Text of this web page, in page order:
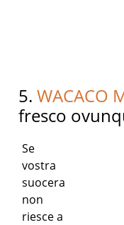
5.WACACO
fresco
Se
vostra
suocera
non
riesce a